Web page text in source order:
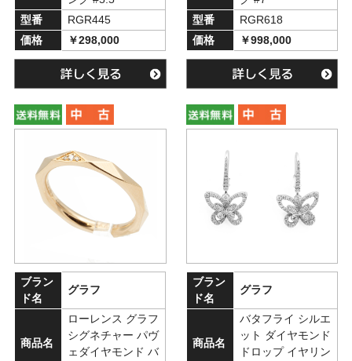
型番
RGR445
価格
￥298,000
型番
RGR618
価格
￥998,000
ブラン
ド名
グラフ
商品名
ローレンス グラフ
シグネチャー パヴ
ェダイヤモンド バ
ブラン
ド名
グラフ
商品名
バタフライ シルエ
ット ダイヤモンド
ドロップ イヤリン